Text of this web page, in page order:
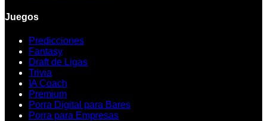
Juegos
Predicciones
Fantasy
Draft de Ligas
Trivia
IA Coach
Premium
Porra Digital para Bares
Porra para Empresas